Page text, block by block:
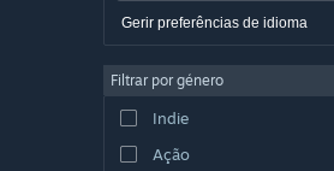
Dinamarquês
Inglês
Espanhol (Espanha)
Espanhol (América
Gerir preferências de idioma
Filtrar por género
Indie
Ação